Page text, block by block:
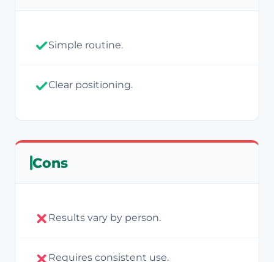
Simple routine.
Clear positioning.
Cons
Results vary by person.
Requires consistent use.